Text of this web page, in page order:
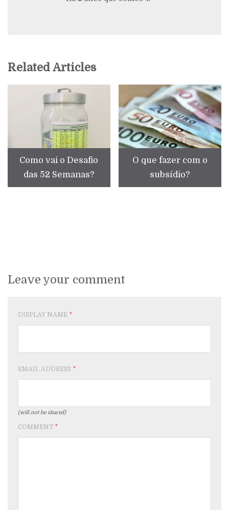
Related Articles
Como vai o Desafio
das 52 Semanas?
O que fazer com o
subsídio?
Leave your comment
DISPLAY NAME *
EMAIL ADDRESS *
(will not be shared)
COMMENT *